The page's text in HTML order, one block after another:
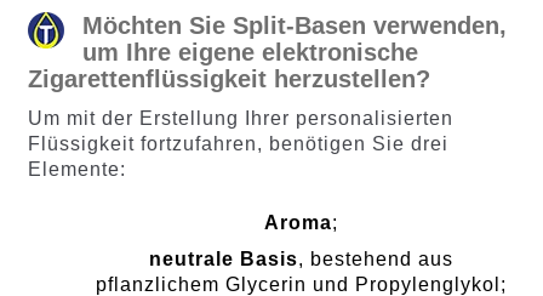
Möchten Sie Split-Basen verwenden,
um Ihre eigene elektronische
Zigarettenflüssigkeit herzustellen?
Um mit der Erstellung Ihrer personalisierten
Flüssigkeit fortzufahren, benötigen Sie drei
Elemente:
Aroma;
neutrale Basis, bestehend aus
pflanzlichem Glycerin und Propylenglykol;